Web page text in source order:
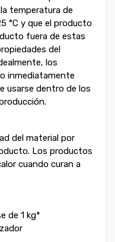
temperatura de
°C y que el producto
fuera de estas
del
los
inmediatamente
usarse dentro de los
del material por
Los productos
cuando curan a
de 1 kg*